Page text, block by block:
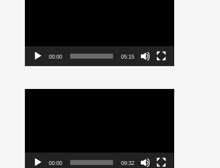
00:00 05:15
動
00:00 09:32